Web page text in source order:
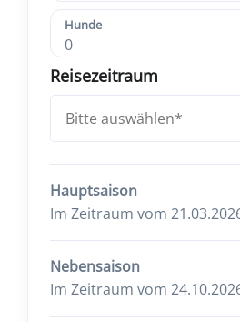
Hunde
0
Reisezeitraum
Hauptsaison
Im Zeitraum vom
Nebensaison
Im Zeitraum vom